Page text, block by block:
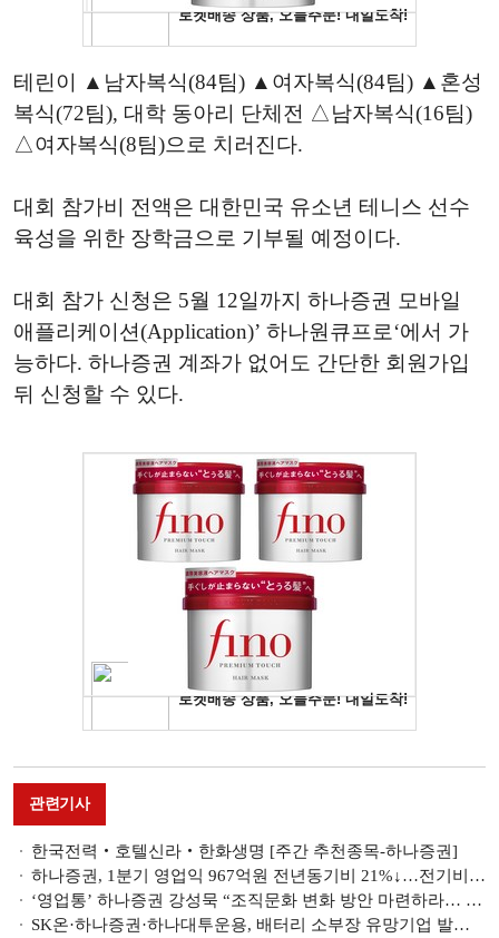
테린이 ▲남자복식(84팀) ▲여자복식(84팀) ▲혼성
복식(72팀), 대학 동아리 단체전 △남자복식(16팀)
△여자복식(8팀)으로 치러진다.
대회 참가비 전액은 대한민국 유소년 테니스 선수
육성을 위한 장학금으로 기부될 예정이다.
대회 참가 신청은 5월 12일까지 하나증권 모바일
애플리케이션(Application)’ 하나원큐프로‘에서 가
능하다. 하나증권 계좌가 없어도 간단한 회원가입
뒤 신청할 수 있다.
관련기사
한국전력‧호텔신라‧한화생명 [주간 추천종목-하나증권]
하나증권, 1분기 영업익 967억원 전년동기비 21%↓…전기비 흑자전환 [금융사 2023 1분기 실적]
‘영업통’ 하나증권 강성묵 “조직문화 변화 방안 마련하라… 균형성장 위해 필요”
SK온·하나증권·하나대투운용, 배터리 소부장 유망기업 발굴한다